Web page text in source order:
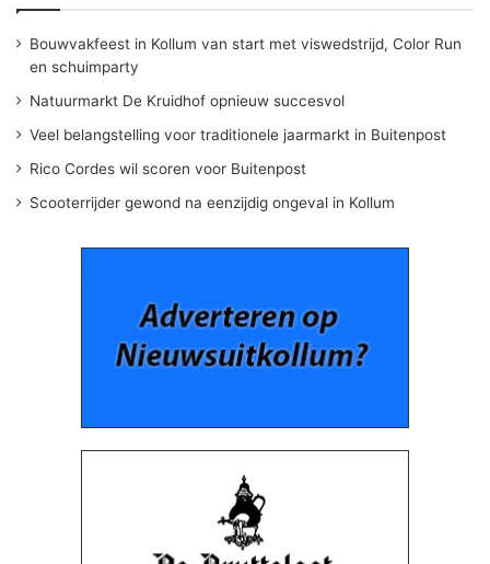
Bouwvakfeest in Kollum van start met viswedstrijd, Color Run
en schuimparty
Natuurmarkt De Kruidhof opnieuw succesvol
Veel belangstelling voor traditionele jaarmarkt in Buitenpost
Rico Cordes wil scoren voor Buitenpost
Scooterrijder gewond na eenzijdig ongeval in Kollum